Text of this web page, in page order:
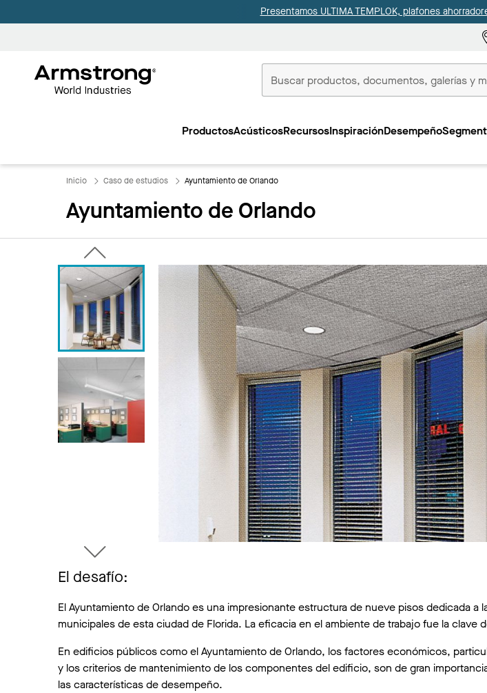
Presentamos ULTIMA TEMPLOK, plafones
Inicio
ProductosAcústicosRecursosInspiraciónDesempeño
Inicio Caso de estudios Ayuntamiento de Orlando
Ayuntamiento de Orlando
El desafío:
El Ayuntamiento de Orlando es una impresionante estructura de nueve pisos dedicada a
municipales de esta ciudad de Florida. La eficacia en el ambiente de trabajo fue la clave
En edificios públicos como el Ayuntamiento de Orlando, los factores económicos,
y los criterios de mantenimiento de los componentes del edificio, son de gran
las características de desempeño.